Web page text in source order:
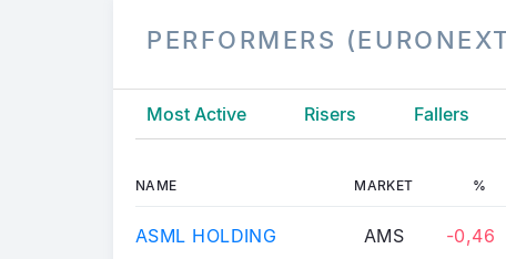
PERFORMERS
Most Active Risers Fallers
NAME MARKET %
ASML HOLDING AMS -0,46